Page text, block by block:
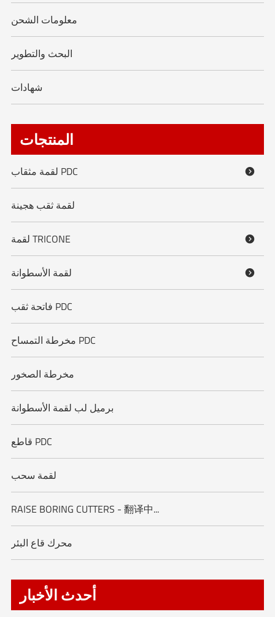
معلومات الشحن
البحث والتطوير
شهادات
المنتجات
لقمة مثقاب PDC 
لقمة ثقب هجينة
لقمة TRICONE 
لقمة الأسطوانة 
فاتحة ثقب PDC
مخرطة التمساح PDC
مخرطة الصخور
برميل لب لقمة الأسطوانة
قاطع PDC
لقمة سحب
RAISE BORING CUTTERS - 翻译中...
محرك قاع البئر
أحدث الأخبار